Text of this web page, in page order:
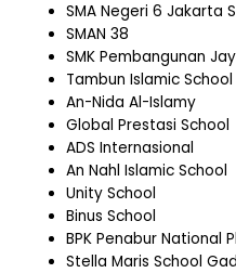
SMA Negeri 6 Jakarta
SMAN 38
SMK Pembangunan
Tambun Islamic School
An-Nida Al-Islamy
Global Prestasi School
ADS Internasional
An Nahl Islamic School
Unity School
Binus School
BPK Penabur National
Stella Maris School